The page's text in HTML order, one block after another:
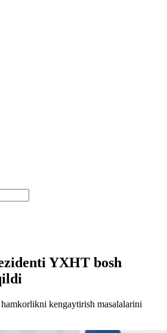
YXHT bosh
kengaytirish masalalarini